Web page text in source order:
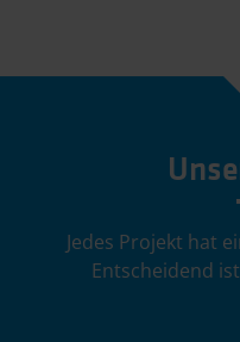
Jedes Projekt hat
Entscheidend